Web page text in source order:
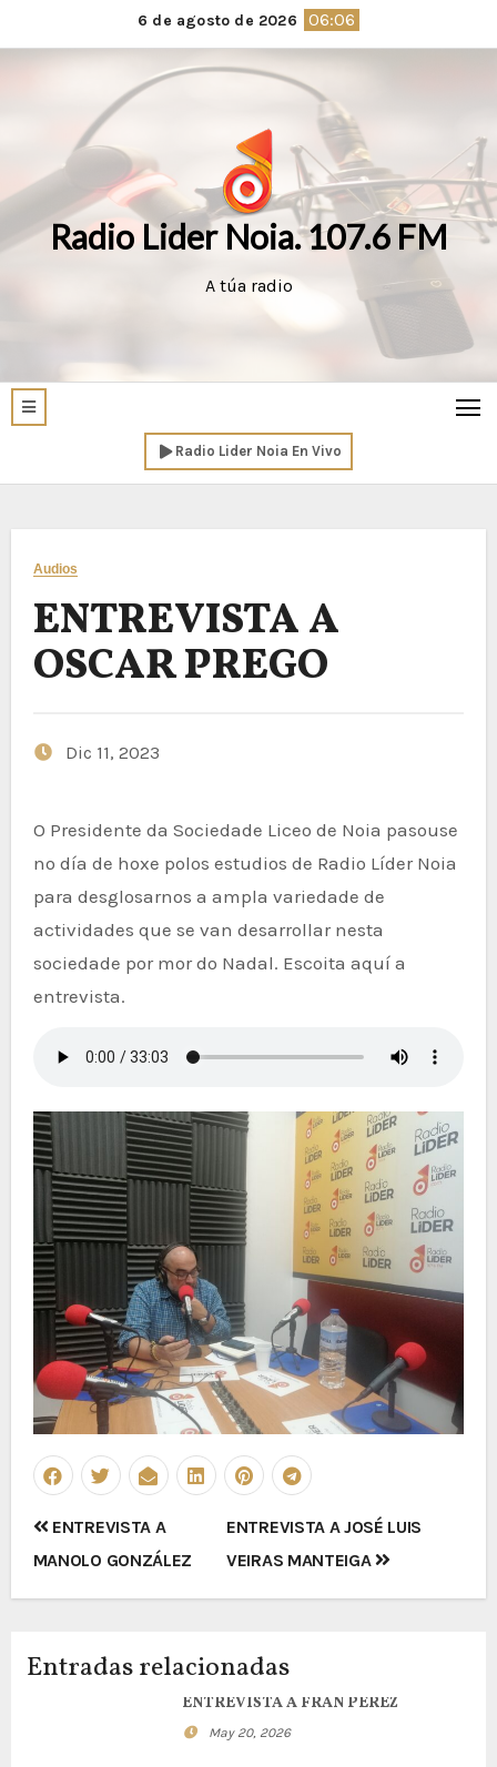
al
6 de agosto de 2026 06:06
Radio Lider Noia. 107.6 FM
A túa radio
Radio Lider Noia En Vivo
Audios
ENTREVISTA A
OSCAR PREGO
Dic 11, 2023
O Presidente da Sociedade Liceo de Noia pasouse
no día de hoxe polos estudios de Radio Líder Noia
para desglosarnos a ampla variedade de
actividades que se van desarrollar nesta
sociedade por mor do Nadal. Escoita aquí a
entrevista.
Navegación
de
entradas
ENTREVISTA A
MANOLO GONZÁLEZ
ENTREVISTA A JOSÉ LUIS
VEIRAS MANTEIGA
Entradas relacionadas
ENTREVISTA A FRAN PEREZ
May 20, 2026